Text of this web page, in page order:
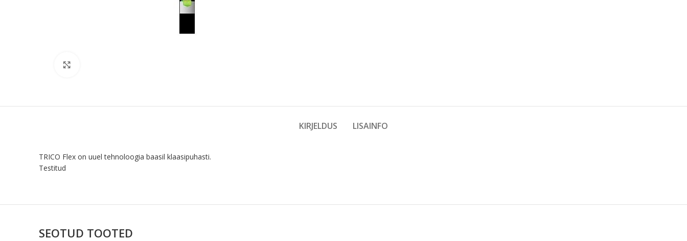
KIRJELDUS LISAINFO
TRICO Flex on uuel tehnoloogia baasil klaasipuhasti.
Testitud
SEOTUD TOOTED